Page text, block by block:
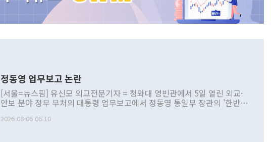
정동영 업무보고 논란
[서울=뉴스핌] 유신모 외교전문기자 = 청와대 영빈관에서 5일 열린 외교·
안보 분야 정부 부처의 대통령 업무보고에서 정동영 통일부 장관의 '한반도
발언 중에는 정부 내 조율을 거치지 않은 사안을 정책으로 추진하겠다고 공
2026-08-06 06:10